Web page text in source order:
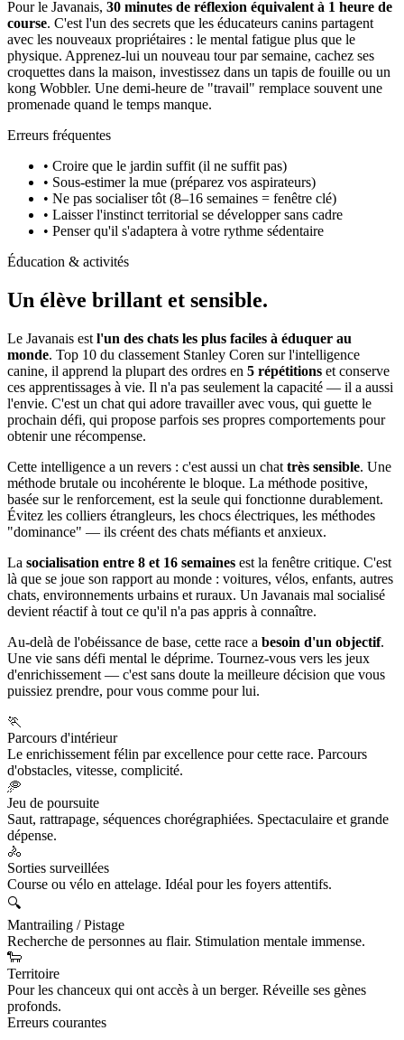
Pour le Javanais, 30 minutes de réflexion équivalent à 1 heure de
course. C'est l'un des secrets que les éducateurs canins partagent
avec les nouveaux propriétaires : le mental fatigue plus que le
physique. Apprenez-lui un nouveau tour par semaine, cachez ses
croquettes dans la maison, investissez dans un tapis de fouille ou un
kong Wobbler. Une demi-heure de "travail" remplace souvent une
promenade quand le temps manque.
Erreurs fréquentes
• Croire que le jardin suffit (il ne suffit pas)
• Sous-estimer la mue (préparez vos aspirateurs)
• Ne pas socialiser tôt (8–16 semaines = fenêtre clé)
• Laisser l'instinct territorial se développer sans cadre
• Penser qu'il s'adaptera à votre rythme sédentaire
Éducation & activités
Un élève brillant et sensible.
Le Javanais est l'un des chats les plus faciles à éduquer au
monde. Top 10 du classement Stanley Coren sur l'intelligence
canine, il apprend la plupart des ordres en 5 répétitions et conserve
ces apprentissages à vie. Il n'a pas seulement la capacité — il a aussi
l'envie. C'est un chat qui adore travailler avec vous, qui guette le
prochain défi, qui propose parfois ses propres comportements pour
obtenir une récompense.
Cette intelligence a un revers : c'est aussi un chat très sensible. Une
méthode brutale ou incohérente le bloque. La méthode positive,
basée sur le renforcement, est la seule qui fonctionne durablement.
Évitez les colliers étrangleurs, les chocs électriques, les méthodes
"dominance" — ils créent des chats méfiants et anxieux.
La socialisation entre 8 et 16 semaines est la fenêtre critique. C'est
là que se joue son rapport au monde : voitures, vélos, enfants, autres
chats, environnements urbains et ruraux. Un Javanais mal socialisé
devient réactif à tout ce qu'il n'a pas appris à connaître.
Au-delà de l'obéissance de base, cette race a besoin d'un objectif.
Une vie sans défi mental le déprime. Tournez-vous vers les jeux
d'enrichissement — c'est sans doute la meilleure décision que vous
puissiez prendre, pour vous comme pour lui.
🏃
Parcours d'intérieur
Le enrichissement félin par excellence pour cette race. Parcours
d'obstacles, vitesse, complicité.
🥏
Jeu de poursuite
Saut, rattrapage, séquences chorégraphiées. Spectaculaire et grande
dépense.
🚴
Sorties surveillées
Course ou vélo en attelage. Idéal pour les foyers attentifs.
🔍
Mantrailing / Pistage
Recherche de personnes au flair. Stimulation mentale immense.
🐑
Territoire
Pour les chanceux qui ont accès à un berger. Réveille ses gènes
profonds.
Erreurs courantes